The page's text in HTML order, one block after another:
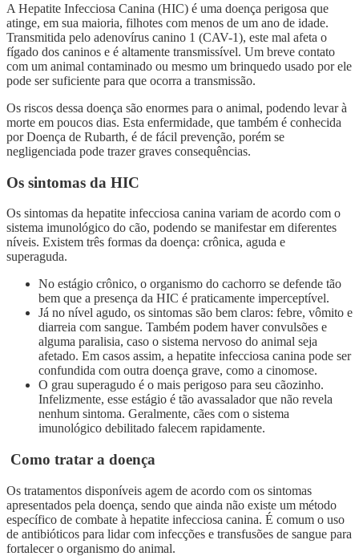
A Hepatite Infecciosa Canina (HIC) é uma doença perigosa que
atinge, em sua maioria, filhotes com menos de um ano de idade.
Transmitida pelo adenovírus canino 1 (CAV-1), este mal afeta o
fígado dos caninos e é altamente transmissível. Um breve contato
com um animal contaminado ou mesmo um brinquedo usado por ele
pode ser suficiente para que ocorra a transmissão.
Os riscos dessa doença são enormes para o animal, podendo levar à
morte em poucos dias. Esta enfermidade, que também é conhecida
por Doença de Rubarth, é de fácil prevenção, porém se
negligenciada pode trazer graves consequências.
Os sintomas da HIC
Os sintomas da hepatite infecciosa canina variam de acordo com o
sistema imunológico do cão, podendo se manifestar em diferentes
níveis. Existem três formas da doença: crônica, aguda e
superaguda.
No estágio crônico, o organismo do cachorro se defende tão
bem que a presença da HIC é praticamente imperceptível.
Já no nível agudo, os sintomas são bem claros: febre, vômito e
diarreia com sangue. Também podem haver convulsões e
alguma paralisia, caso o sistema nervoso do animal seja
afetado. Em casos assim, a hepatite infecciosa canina pode ser
confundida com outra doença grave, como a cinomose.
O grau superagudo é o mais perigoso para seu cãozinho.
Infelizmente, esse estágio é tão avassalador que não revela
nenhum sintoma. Geralmente, cães com o sistema
imunológico debilitado falecem rapidamente.
Como tratar a doença
Os tratamentos disponíveis agem de acordo com os sintomas
apresentados pela doença, sendo que ainda não existe um método
específico de combate à hepatite infecciosa canina. É comum o uso
de antibióticos para lidar com infecções e transfusões de sangue para
fortalecer o organismo do animal.